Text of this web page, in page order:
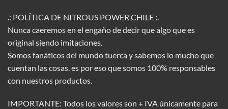
.: POLÍTICA DE NITROUS POWER CHILE :.
Nunca caeremos en el engaño de decir que algo que es
original siendo imitaciones.
Somos fanáticos del mundo tuerca y sabemos lo mucho que
cuentan las cosas. es por eso que somos 100% responsables
con nuestros productos.
IMPORTANTE: Todos los valores son + IVA únicamente para